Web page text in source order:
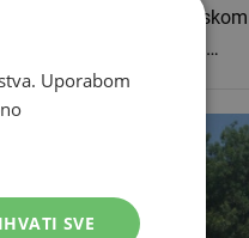
tjedna u jednom
obroka s računa skinuto…
Uporabom
SVE